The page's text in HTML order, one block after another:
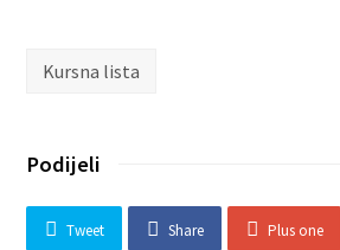
Kursna lista
Podijeli
Tweet Share Plus one